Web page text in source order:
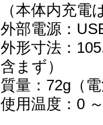
（本体内充
外部電源：
外形寸法：
含まず）
質量：72g（
使用温度：0